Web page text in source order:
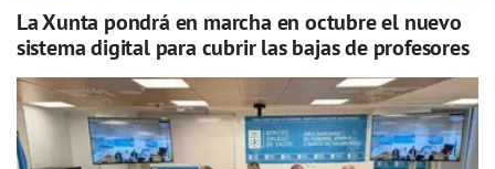
La Xunta pondrá en marcha en octubre el nuevo
sistema digital para cubrir las bajas de profesores